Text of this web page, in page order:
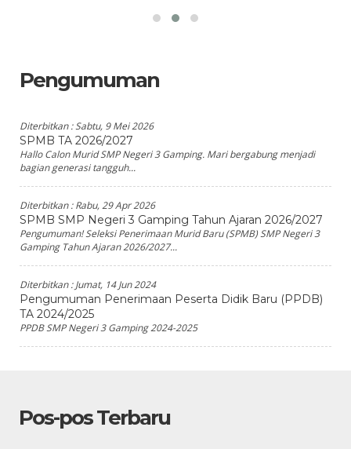
Pengumuman
Diterbitkan :Sabtu, 9 Mei 2026
SPMB TA 2026/2027
Hallo Calon Murid SMP Negeri 3 Gamping. Mari bergabung menjadi
bagian generasi tangguh...
Diterbitkan :Rabu, 29 Apr 2026
SPMB SMP Negeri 3 Gamping Tahun Ajaran 2026/2027
Pengumuman! Seleksi Penerimaan Murid Baru (SPMB) SMP Negeri 3
Gamping Tahun Ajaran 2026/2027...
Diterbitkan :Jumat, 14 Jun 2024
Pengumuman Penerimaan Peserta Didik Baru (PPDB)
TA 2024/2025
PPDB SMP Negeri 3 Gamping 2024-2025
Pos-pos Terbaru